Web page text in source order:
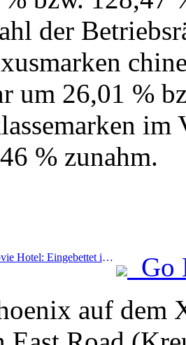
der
um 26,01 %
im
% zunahm.
Prev:Blockbuster Movie Hotel: Eingebettet in eine Reise aus Licht und Schatten definiert Blockbuster Movie Hotel ein neues Reiseerlebnis
Go
auf dem